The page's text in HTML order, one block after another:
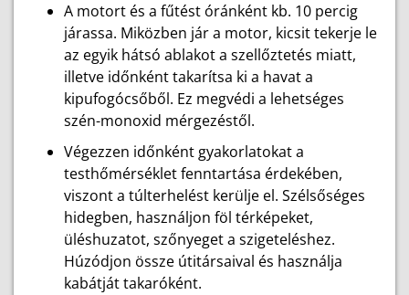
A motort és a fűtést óránként kb. 10 percig
járassa. Miközben jár a motor, kicsit tekerje le
az egyik hátsó ablakot a szellőztetés miatt,
illetve időnként takarítsa ki a havat a
kipufogócsőből. Ez megvédi a lehetséges
szén-monoxid mérgezéstől.
Végezzen időnként gyakorlatokat a
testhőmérséklet fenntartása érdekében,
viszont a túlterhelést kerülje el. Szélsőséges
hidegben, használjon föl térképeket,
üléshuzatot, szőnyeget a szigeteléshez.
Húzódjon össze útitársaival és használja
kabátját takaróként.